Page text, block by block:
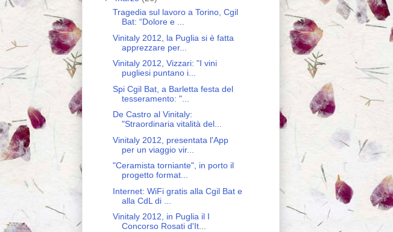
Tragedia sul lavoro a Torino, Cgil
Bat: “Dolore e ...
Vinitaly 2012, la Puglia si è fatta
apprezzare per...
Vinitaly 2012, Vizzari: "I vini
pugliesi puntano i...
Spi Cgil Bat, a Barletta festa del
tesseramento: "...
De Castro al Vinitaly:
"Straordinaria vitalità del...
Vinitaly 2012, presentata l'App
per un viaggio vir...
"Ceramista torniante", in porto il
progetto format...
Internet: WiFi gratis alla Cgil Bat e
alla CdL di ...
Vinitaly 2012, in Puglia il I
Concorso Rosati d'It...